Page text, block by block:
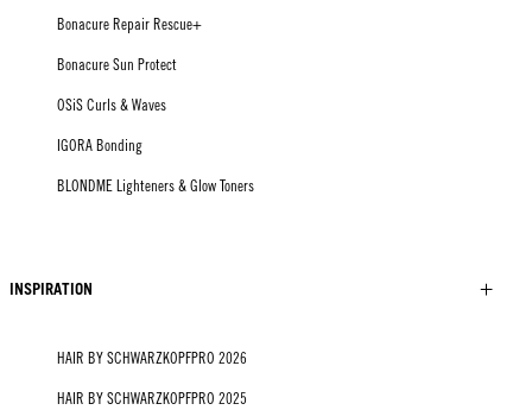
Bonacure Repair Rescue+
Bonacure Sun Protect
OSiS Curls & Waves
IGORA Bonding
BLONDME Lighteners & Glow Toners
INSPIRATION
HAIR BY SCHWARZKOPFPRO 2026
HAIR BY SCHWARZKOPFPRO 2025